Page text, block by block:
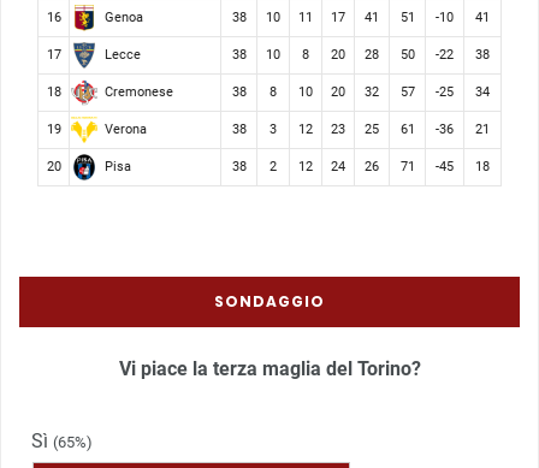
16 Genoa 38 10 11 17 41 51 -10 41
17 Lecce 38 10 8 20 28 50 -22 38
18 Cremonese 38 8 10 20 32 57 -25 34
19 Verona 38 3 12 23 25 61 -36 21
20 Pisa 38 2 12 24 26 71 -45 18
SONDAGGIO
Vi piace la terza maglia del Torino?
Sì (65%)